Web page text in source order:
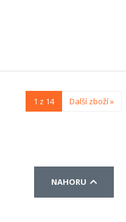
1 z 14 Další zboží »
NAHORU